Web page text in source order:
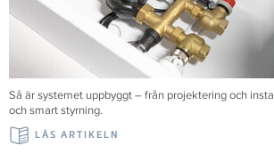
Så är systemet uppbyggt – från projektering och
och smart styrning.
LÄS ARTIKELN